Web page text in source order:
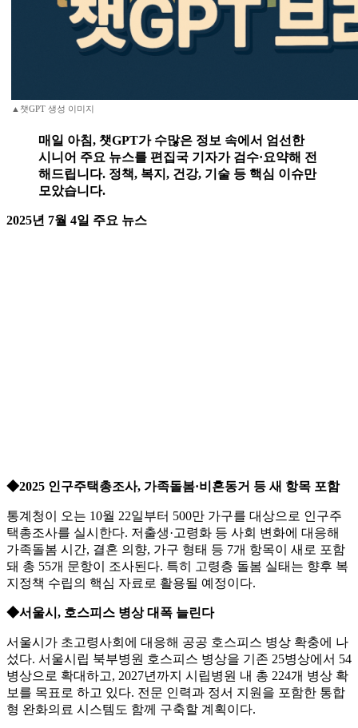
▲챗GPT 생성 이미지
매일 아침, 챗GPT가 수많은 정보 속에서 엄선한
시니어 주요 뉴스를 편집국 기자가 검수·요약해 전
해드립니다. 정책, 복지, 건강, 기술 등 핵심 이슈만
모았습니다.
2025년 7월 4일 주요 뉴스
◆2025 인구주택총조사, 가족돌봄·비혼동거 등 새 항목 포함
통계청이 오는 10월 22일부터 500만 가구를 대상으로 인구주
택총조사를 실시한다. 저출생·고령화 등 사회 변화에 대응해
가족돌봄 시간, 결혼 의향, 가구 형태 등 7개 항목이 새로 포함
돼 총 55개 문항이 조사된다. 특히 고령층 돌봄 실태는 향후 복
지정책 수립의 핵심 자료로 활용될 예정이다.
◆서울시, 호스피스 병상 대폭 늘린다
서울시가 초고령사회에 대응해 공공 호스피스 병상 확충에 나
섰다. 서울시립 북부병원 호스피스 병상을 기존 25병상에서 54
병상으로 확대하고, 2027년까지 시립병원 내 총 224개 병상 확
보를 목표로 하고 있다. 전문 인력과 정서 지원을 포함한 통합
형 완화의료 시스템도 함께 구축할 계획이다.